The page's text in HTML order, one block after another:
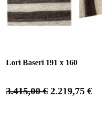
Lori Baseri 191 x 160
3.415,00€ 2.219,75 €